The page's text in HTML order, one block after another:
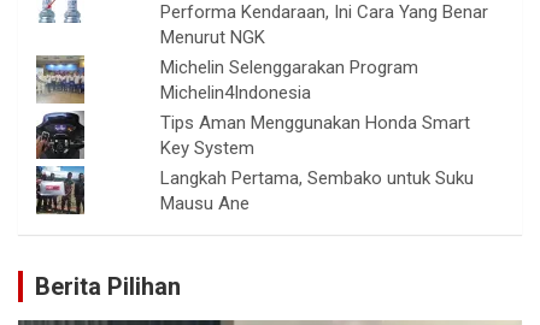
Performa Kendaraan, Ini Cara Yang Benar
Menurut NGK
Michelin Selenggarakan Program
Michelin4Indonesia
Tips Aman Menggunakan Honda Smart
Key System
Langkah Pertama, Sembako untuk Suku
Mausu Ane
Berita Pilihan